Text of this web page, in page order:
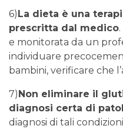
6)La dieta è una
prescritta dal medico
e monitorata da un
individuare
bambini, verificare che
7)Non eliminare il
diagnosi certa di
diagnosi di tali